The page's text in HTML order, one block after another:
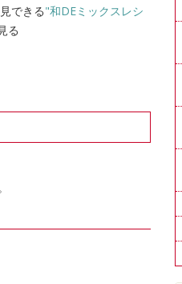
できる"和DEミックスレシ
る